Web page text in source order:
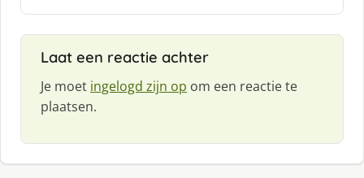
:
Laat een reactie achter
Je moet ingelogd zijn op om een reactie te
plaatsen.